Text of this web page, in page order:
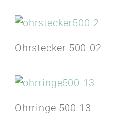
Ohrstecker 500-02
Ohrringe 500-13